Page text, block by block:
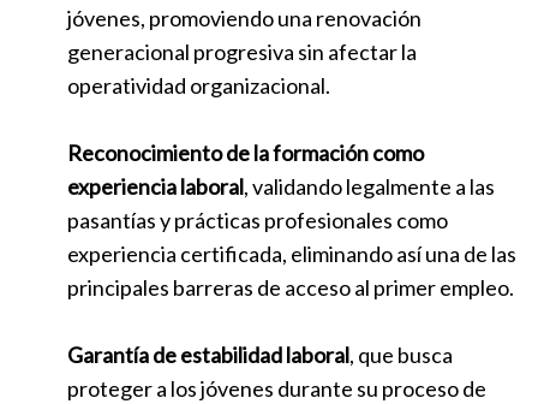
jóvenes, promoviendo una renovación
generacional progresiva sin afectar la
operatividad organizacional.
Reconocimiento de la formación como
experiencia laboral, validando legalmente a las
pasantías y prácticas profesionales como
experiencia certificada, eliminando así una de las
principales barreras de acceso al primer empleo.
Garantía de estabilidad laboral, que busca
proteger a los jóvenes durante su proceso de